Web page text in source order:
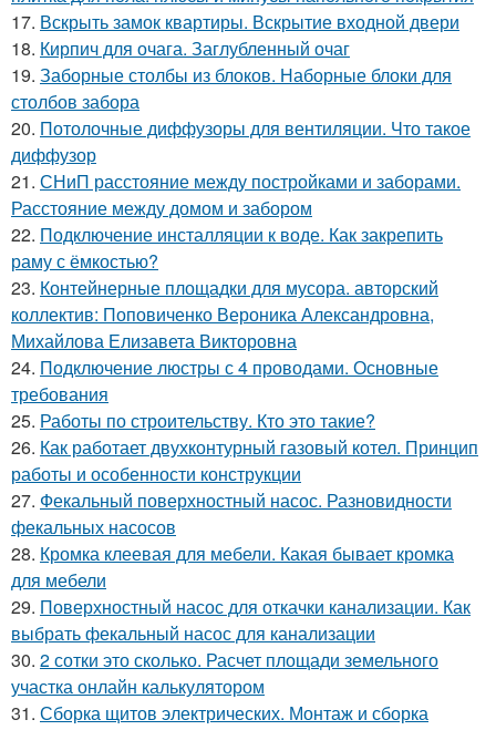
17. Вскрыть замок квартиры. Вскрытие входной двери
18. Кирпич для очага. Заглубленный очаг
19. Заборные столбы из блоков. Наборные блоки для
столбов забора
20. Потолочные диффузоры для вентиляции. Что такое
диффузор
21. СНиП расстояние между постройками и заборами.
Расстояние между домом и забором
22. Подключение инсталляции к воде. Как закрепить
раму с ёмкостью?
23. Контейнерные площадки для мусора. авторский
коллектив: Поповиченко Вероника Александровна,
Михайлова Елизавета Викторовна
24. Подключение люстры с 4 проводами. Основные
требования
25. Работы по строительству. Кто это такие?
26. Как работает двухконтурный газовый котел. Принцип
работы и особенности конструкции
27. Фекальный поверхностный насос. Разновидности
фекальных насосов
28. Кромка клеевая для мебели. Какая бывает кромка
для мебели
29. Поверхностный насос для откачки канализации. Как
выбрать фекальный насос для канализации
30. 2 сотки это сколько. Расчет площади земельного
участка онлайн калькулятором
31. Сборка щитов электрических. Монтаж и сборка